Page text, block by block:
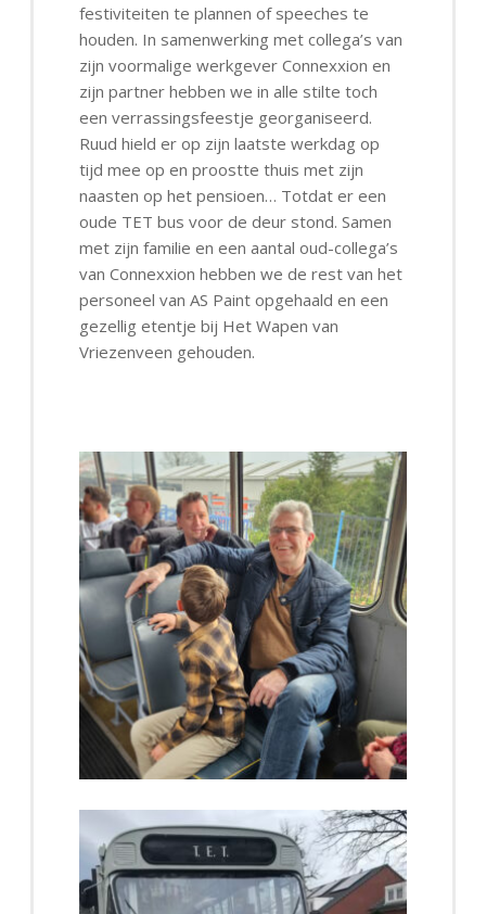
festiviteiten te plannen of speeches te
houden. In samenwerking met collega’s van
zijn voormalige werkgever Connexxion en
zijn partner hebben we in alle stilte toch
een verrassingsfeestje georganiseerd.
Ruud hield er op zijn laatste werkdag op
tijd mee op en proostte thuis met zijn
naasten op het pensioen… Totdat er een
oude TET bus voor de deur stond. Samen
met zijn familie en een aantal oud-collega’s
van Connexxion hebben we de rest van het
personeel van AS Paint opgehaald en een
gezellig etentje bij Het Wapen van
Vriezenveen gehouden.